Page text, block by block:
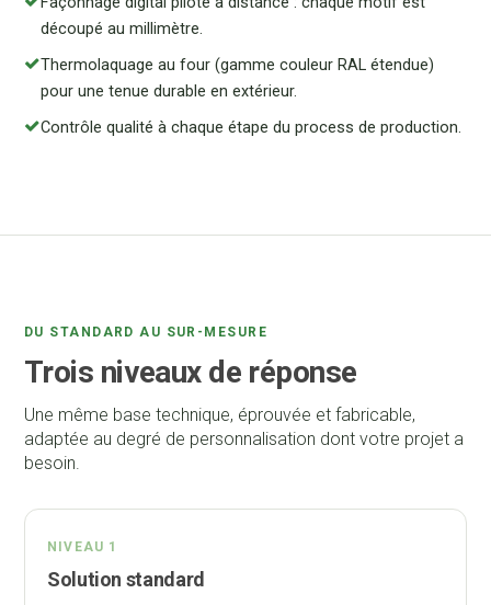
découpé au millimètre.
Thermolaquage au four (gamme couleur RAL étendue)
pour une tenue durable en extérieur.
Contrôle qualité à chaque étape du process de production.
DU STANDARD AU SUR-MESURE
Trois niveaux de réponse
Une même base technique, éprouvée et fabricable,
adaptée au degré de personnalisation dont votre projet a
besoin.
NIVEAU 1
Solution standard